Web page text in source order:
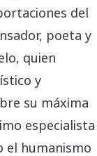
del
poeta y
quien
y
su máxima
especialista
el humanismo